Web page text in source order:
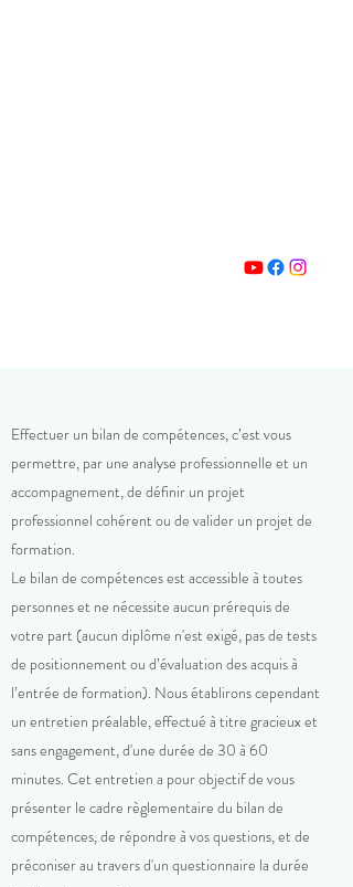
Effectuer un bilan de compétences, c’est vous
permettre, par une analyse professionnelle et un
accompagnement, de définir un projet
professionnel cohérent ou de valider un projet de
formation.
Le bilan de compétences est accessible à toutes
personnes et ne nécessite aucun prérequis de
votre part (aucun diplôme n'est exigé, pas de tests
de positionnement ou d’évaluation des acquis à
l’entrée de formation). Nous établirons cependant
un entretien préalable, effectué à titre gracieux et
sans engagement, d'une durée de 30 à 60
minutes. Cet entretien a pour objectif de vous
présenter le cadre règlementaire du bilan de
compétences, de répondre à vos questions, et de
préconiser au travers d'un questionnaire la durée